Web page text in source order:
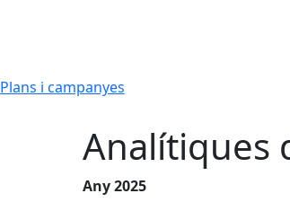
Plans i campanyes
Analítiques
Any 2025